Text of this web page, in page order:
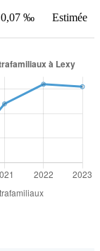
0,07 ‰ Estimée